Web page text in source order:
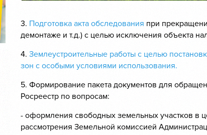
3. Подготовка акта обследования при
демонтаже и т.д.) с целью исключения объекта
4. Землеустроительные работы с целью
зон с особыми условиями использования.
5. Формирование пакета документов для
Росреестр по вопросам:
- оформления свободных земельных участков в
рассмотрения Земельной комиссией